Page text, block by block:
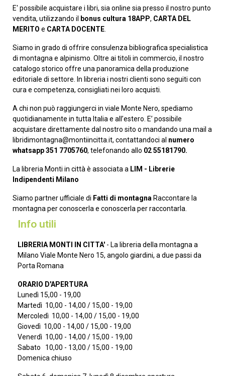
E' possibile acquistare i libri, sia online sia presso il nostro punto
vendita, utilizzando il
bonus cultura 18APP, CARTA DEL
MERITO e CARTA DOCENTE
Siamo in grado di offrire consulenza bibliografica specialistica
di montagna e alpinismo. Oltre ai titoli in commercio, il nostro
catalogo storico offre una panoramica della produzione
editoriale di settore. In libreria i nostri clienti sono seguiti con
cura e competenza, consigliati nei loro acquisti.
A chi non può raggiungerci in viale Monte Nero, spediamo
quotidianamente in tutta Italia e all’estero. E’ possibile
acquistare direttamente dal nostro sito o mandando una mail a
libridimontagna@montiincitta.it, contattandoci al numero
whatsapp 351 7705760, telefonando allo 02 55181790.
La libreria Monti in città è associata a LIM - Librerie
Indipendenti Milano
Siamo partner ufficiale di Fatti di montagna Raccontare la
montagna per conoscerla e conoscerla per raccontarla.
Info utili
LIBRERIA MONTI IN CITTA' - La libreria della montagna a
Milano Viale Monte Nero 15, angolo giardini, a due passi da
Porta Romana
ORARIO D'APERTURA
Lunedì 15,00 - 19,00
Martedì 10,00 - 14,00 / 15,00 - 19,00
Mercoledì 10,00 - 14,00 / 15,00 - 19,00
Giovedì 10,00 - 14,00 / 15,00 - 19,00
Venerdì 10,00 - 14,00 / 15,00 - 19,00
Sabato 10,00 - 13,00 / 15,00 - 19,00
Domenica chiuso